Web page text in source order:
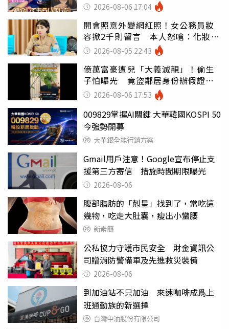
2026-08-06 17:04
開會照意外變網紅照！女公務員妝
容掀2千則留言 本人怒嗆：化妝有
錯嗎2026-08-05 22:43
億萬富豪遭兒「大義滅親」！偷生
子怕曝光 竟盜鄰居身份辦假證落
戶 2026-08-06 17:53
009829掌握AI關鍵 大華韓國KOSPI 50
今強勢開募
大華銀全能行銷方案
Gmail用戶注意！Google宣布停止支
援第三方寄信 措施時間期限曝光
2026-08-06
腹部脂肪的「剋星」找到了，常吃這
幾物，吃走大肚囊，瘦出小蠻腰
新素簡
公私協力守護市民安全 財金資訊公
司贈消防警備車及先進救災裝備
2026-08-06
到加油站不只加油 來速咖啡成爲上
班通勤族的新選擇
台灣中油股份有限公司